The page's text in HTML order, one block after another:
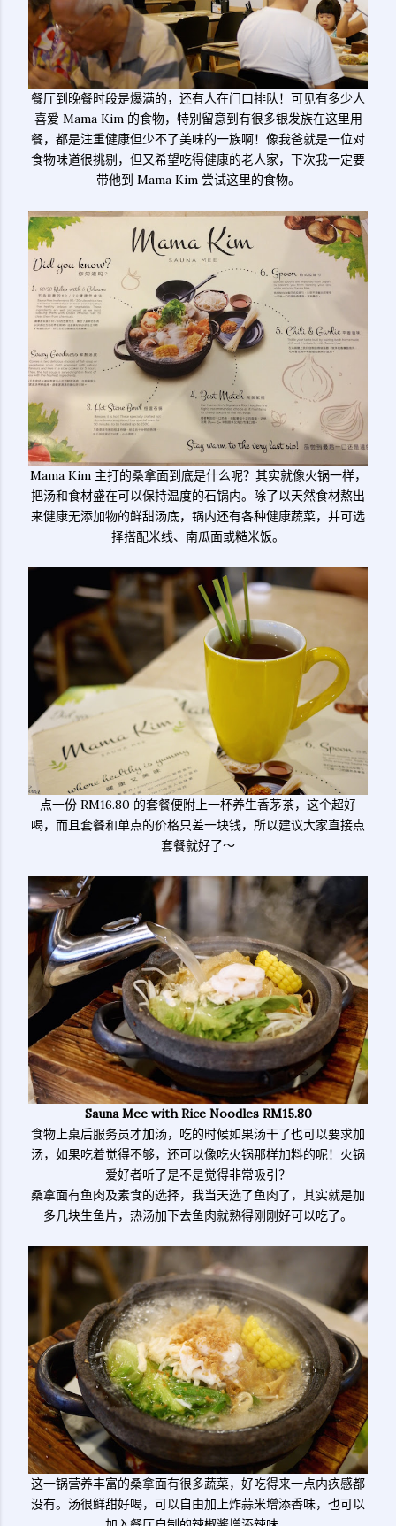
餐厅到晚餐时段是爆满的，还有人在门口排队！可见有多少人
喜爱 Mama Kim 的食物，特别留意到有很多银发族在这里用
餐，都是注重健康但少不了美味的一族啊！像我爸就是一位对
食物味道很挑剔，但又希望吃得健康的老人家，下次我一定要
带他到 Mama Kim 尝试这里的食物。
Mama Kim 主打的桑拿面到底是什么呢？其实就像火锅一样，
把汤和食材盛在可以保持温度的石锅内。除了以天然食材熬出
来健康无添加物的鲜甜汤底，锅内还有各种健康蔬菜，并可选
择搭配米线、南瓜面或糙米饭。
点一份 RM16.80 的套餐便附上一杯养生香茅茶，这个超好
喝，而且套餐和单点的价格只差一块钱，所以建议大家直接点
套餐就好了～
Sauna Mee with Rice Noodles RM15.80
食物上桌后服务员才加汤，吃的时候如果汤干了也可以要求加
汤，如果吃着觉得不够，还可以像吃火锅那样加料的呢！火锅
爱好者听了是不是觉得非常吸引？
桑拿面有鱼肉及素食的选择，我当天选了鱼肉了，其实就是加
多几块生鱼片，热汤加下去鱼肉就熟得刚刚好可以吃了。
这一锅营养丰富的桑拿面有很多蔬菜，好吃得来一点内疚感都
没有。汤很鲜甜好喝，可以自由加上炸蒜米增添香味，也可以